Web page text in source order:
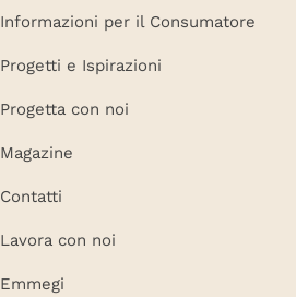
Informazioni per il Consumatore
Progetti e Ispirazioni
Progetta con noi
Magazine
Contatti
Lavora con noi
Emmegi